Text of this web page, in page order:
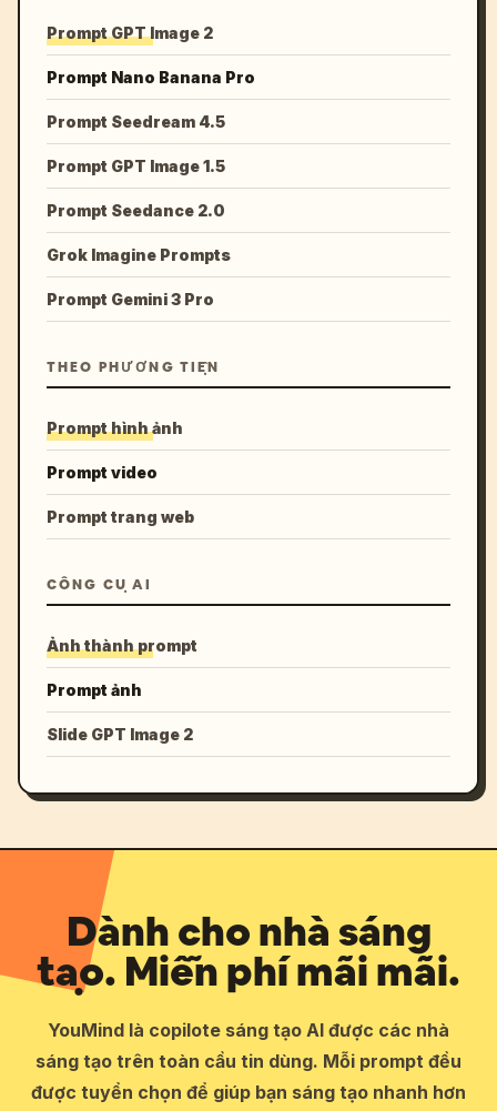
Prompt GPT Image 2
Prompt Nano Banana Pro
Prompt Seedream 4.5
Prompt GPT Image 1.5
Prompt Seedance 2.0
Grok Imagine Prompts
Prompt Gemini 3 Pro
THEO PHƯƠNG TIỆN
Prompt hình ảnh
Prompt video
Prompt trang web
CÔNG CỤ AI
Ảnh thành prompt
Prompt ảnh
Slide GPT Image 2
Dành cho nhà sáng
tạo. Miễn phí mãi mãi.
YouMind là copilote sáng tạo AI được các nhà
sáng tạo trên toàn cầu tin dùng. Mỗi prompt đều
được tuyển chọn để giúp bạn sáng tạo nhanh hơn